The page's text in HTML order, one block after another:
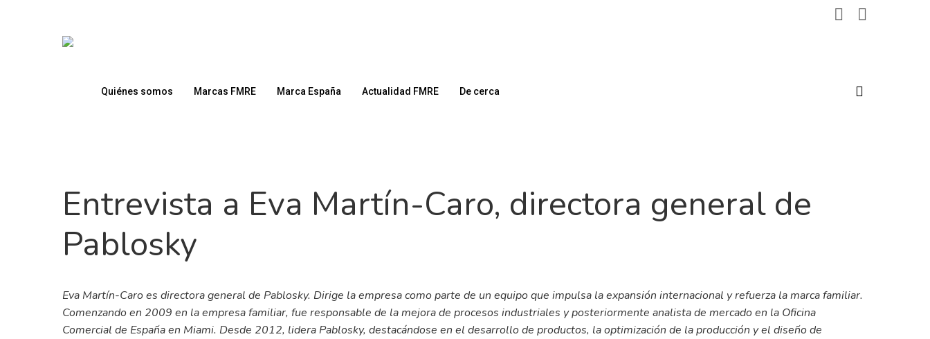
Presione enter para buscar o ESC para cerrar
Quiénes somos Marcas FMRE Marca España Actualidad FMRE De cerca
Entrevista a Eva Martín-Caro, directora general de
Pablosky
Eva Martín-Caro es directora general de Pablosky. Dirige la empresa como parte de un equipo que impulsa la expansión internacional y refuerza la marca familiar.
Comenzando en 2009 en la empresa familiar, fue responsable de la mejora de procesos industriales y posteriormente analista de mercado en la Oficina
Comercial de España en Miami. Desde 2012, lidera Pablosky, destacándose en el desarrollo de productos, la optimización de la producción y el diseño de